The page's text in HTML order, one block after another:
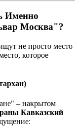
Именно
Москва"?
не просто место
которое
– накрытом
Кавказский